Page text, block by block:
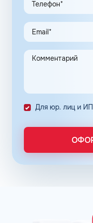
программы,
Заправочные карты
выполнение задач в
Автоматизация
помогает упростить
количество
Снизить расходы на
расходов, который
Систематизация и
расходах водителей
недобросовестных
компании в
компании требуют
Для юр. лиц и ИП